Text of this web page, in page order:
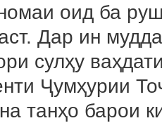
оид ба
Дар ин
сулҳу
Ҷумҳурии
танҳо барои